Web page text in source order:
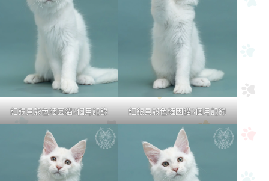
紅銀貝殼色緬因貓3個月記錄 紅銀貝殼色緬因貓3個月記錄